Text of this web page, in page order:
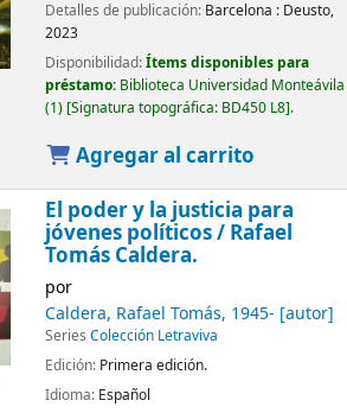
Detalles de publicación: Barcelona : Deusto,
2023
Disponibilidad:Ítems disponibles para
préstamo: Biblioteca Universidad Monteávila
(1) Signatura topográfica: BD450 L8 .
Agregar al carrito
El poder y la justicia para
jóvenes políticos/ Rafael
Tomás Caldera.
por
Caldera, Rafael Tomás, 1945- [autor]
Series Colección Letraviva
Edición: Primera edición.
Idioma: Español